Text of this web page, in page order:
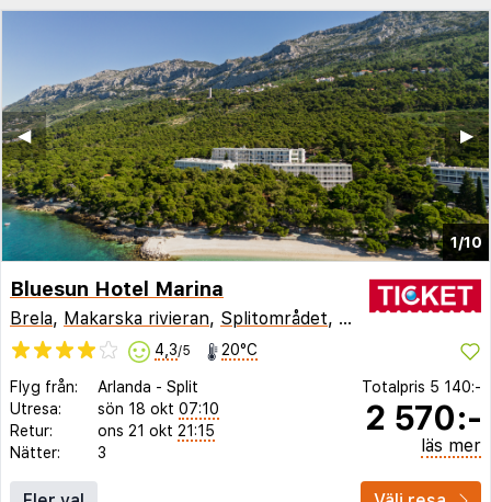
1/10
▶︎
◀︎
Bluesun Hotel Marina
Brela, Makarska rivieran, Splitområdet, Kroatien
4,3/5 20°C
Flyg från: Arlanda - Split
Utresa:
sön 18 okt 07:10
Retur:
ons 21 okt 21:15
Nätter:
3
Totalpris 5 140:-
2 570:-
läs mer